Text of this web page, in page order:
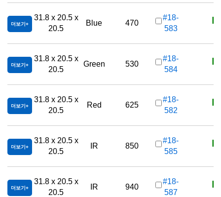
더보기
31.8 x 20.5 x
20.5
Blue 470
#18-
583
더보기
31.8 x 20.5 x
20.5
Green 530
#18-
584
더보기
31.8 x 20.5 x
20.5
Red 625
#18-
582
더보기
31.8 x 20.5 x
20.5
IR 850
#18-
585
더보기
31.8 x 20.5 x
20.5
IR 940
#18-
587